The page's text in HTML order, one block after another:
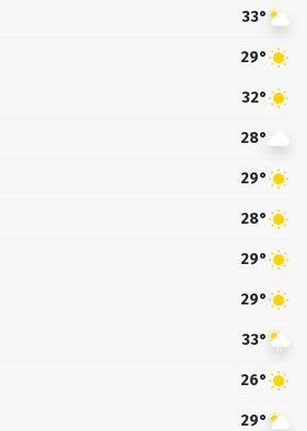
33°
29°
32°
28°
29°
28°
29°
29°
33°
26°
29°